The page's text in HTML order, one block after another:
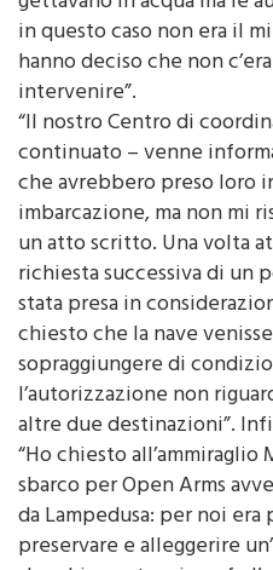
in questo caso non era il
hanno deciso che non
intervenire”.
“Il nostro Centro di
continuato – venne
che avrebbero preso loro
imbarcazione, ma non mi
un atto scritto. Una volta
richiesta successiva di un
stata presa in
chiesto che la nave
sopraggiungere di
l’autorizzazione non
altre due destinazioni”.
“Ho chiesto
sbarco per Open Arms
da Lampedusa: per noi
preservare e alleggerire